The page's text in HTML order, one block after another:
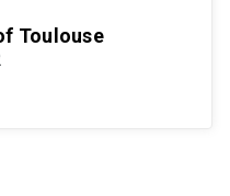
Toulouse